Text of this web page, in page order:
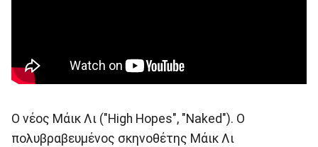
Ο νέος Μάικ Λι ("High Hopes", "Naked"). Ο
πολυβραβευμένος σκηνοθέτης Μάικ Λι